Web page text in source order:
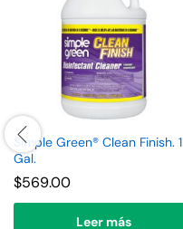
Simple Green® Clean Finish. 1
Gal.
$569.00
Leer más